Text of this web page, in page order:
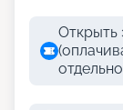
Открыть